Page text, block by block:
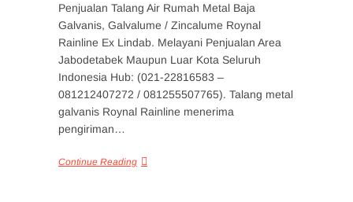
Penjualan Talang Air Rumah Metal Baja
Galvanis, Galvalume / Zincalume Roynal
Rainline Ex Lindab. Melayani Penjualan Area
Jabodetabek Maupun Luar Kota Seluruh
Indonesia Hub: (021-22816583 –
081212407272 / 081255507765). Talang metal
galvanis Roynal Rainline menerima
pengiriman…
Continue Reading